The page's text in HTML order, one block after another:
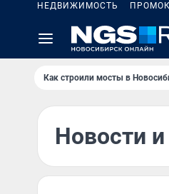
НЕДВИЖИМОСТЬ
Как строили мосты в
Новости